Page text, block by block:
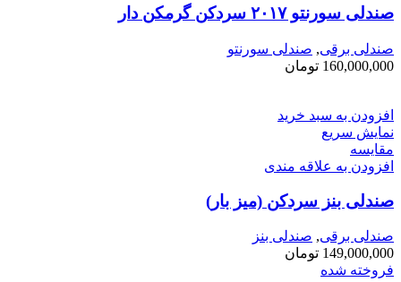
صندلی سورنتو ۲۰۱۷ سردکن گرمکن دار
صندلی برقی, صندلی سورنتو
160,000,000 تومان
افزودن به سبد خرید
نمایش سریع
مقايسه
افزودن به علاقه مندی
صندلی بنز سردکن (میز بار)
صندلی برقی, صندلی بنز
149,000,000 تومان
فروخته شده